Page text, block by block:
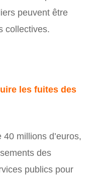
peuvent être
collectives.
les fuites des
40 millions d’euros,
des
publics pour